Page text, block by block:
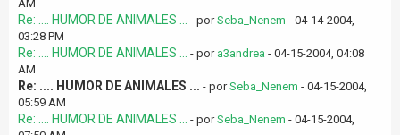
AM
Re: .... HUMOR DE ANIMALES ... - porSeba_Nenem - 04-14-2004,
03:28 PM
Re: .... HUMOR DE ANIMALES ... - por a3andrea - 04-15-2004, 04:08
AM
Re: .... HUMOR DE ANIMALES ... - porSeba_Nenem - 04-15-2004,
05:59 AM
Re: .... HUMOR DE ANIMALES ... - porSeba_Nenem - 04-15-2004,